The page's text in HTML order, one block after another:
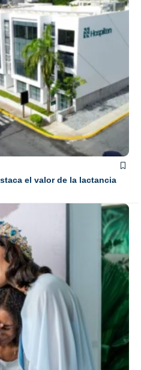
el valor de la lactancia